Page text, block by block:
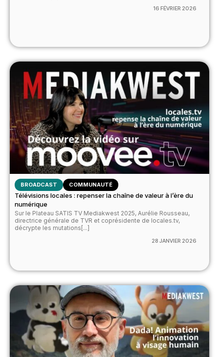
16 FÉVRIER 2026
BROADCAST COMMUNAUTÉ
Télévisions locales : repenser la chaîne de valeur à l’ère du
numérique
Sur le Plateau SATIS TV Mediakwest 2025, Aurélie Rousseau,
directrice générale de TVR et coprésidente de locales.tv,
décrypte les mutations[...]
28 JANVIER 2026